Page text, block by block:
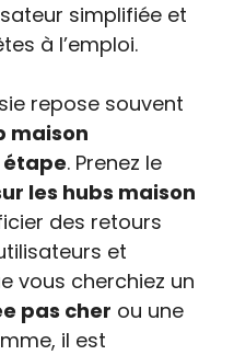
simplifiée et
à l’emploi.
repose souvent
maison
. Prenez le
les hubs maison
des retours
et
vous cherchiez un
pas cher ou une
il est